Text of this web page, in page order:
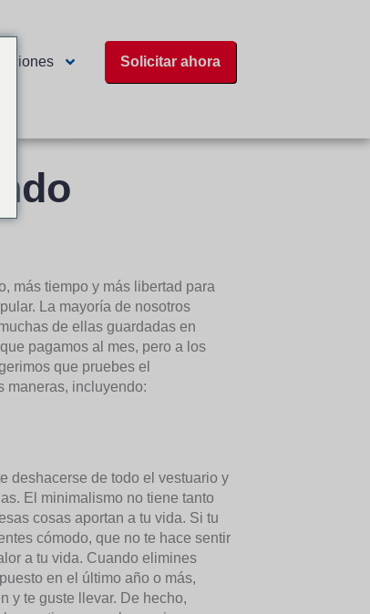
Solicitar ahora
más tiempo y más libertad para
La mayoría de nosotros
de ellas guardadas en
pagamos al mes, pero a los
que pruebes el
maneras, incluyendo:
deshacerse de todo el vestuario y
El minimalismo no tiene tanto
cosas aportan a tu vida. Si tu
cómodo, que no te hace sentir
a tu vida. Cuando elimines
en el último año o más,
y te guste llevar. De hecho,